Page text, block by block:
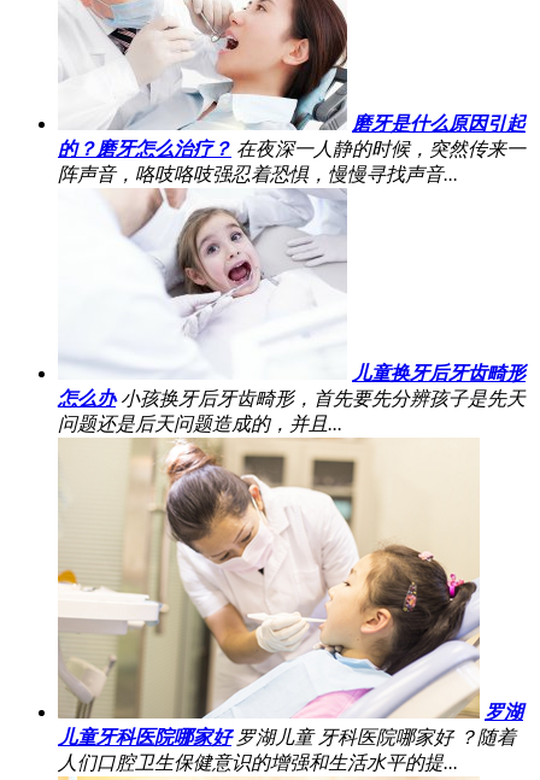
磨牙是什么原因引起
的？磨牙怎么治疗？ 在夜深一人静的时候，突然传来一
阵声音，咯吱咯吱强忍着恐惧，慢慢寻找声音...
儿童换牙后牙齿畸形
怎么办 小孩换牙后牙齿畸形，首先要先分辨孩子是先天
问题还是后天问题造成的，并且...
罗湖
儿童牙科医院哪家好 罗湖儿童 牙科医院哪家好 ？随着
人们口腔卫生保健意识的增强和生活水平的提...